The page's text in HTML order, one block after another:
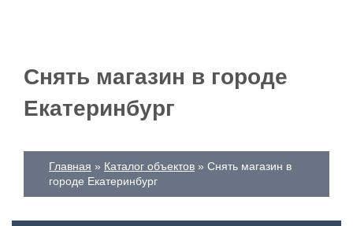
Снять магазин в городе
Екатеринбург
Главная Каталог объектов
Снять магазин в
городе Екатеринбург